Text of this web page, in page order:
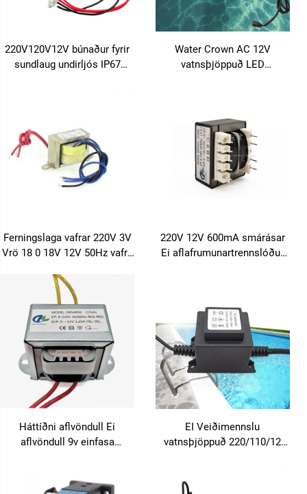
220V120V12V búnaður fyrir
sundlaug undirljós IP67
vatnsþjöppuð veiðimennsla
Water Crown AC 12V
vatnsþjöppuð LED
Ferningslaga vafrar 220V 3V
Vrö 18 0 18V 12V 50Hz vafra
220V 12V 600mA smárásar
Ei aflafrumunartrennslóður
Háttíðni aflvöndull Ei
aflvöndull 9v einfasa
EI Veiðimennslu
vatnsþjöppuð 220/110/12
30W/60W/80W/105W/200W/
aflveiðimennsla